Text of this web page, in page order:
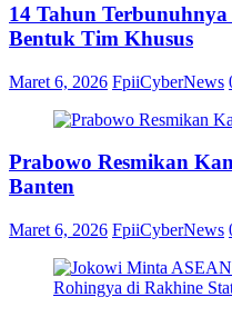
14 Tahun
Bentuk Tim Khusus
Maret 6, 2026 FpiiCyberNews
Prabowo Resmikan
Banten
Maret 6, 2026 FpiiCyberNews